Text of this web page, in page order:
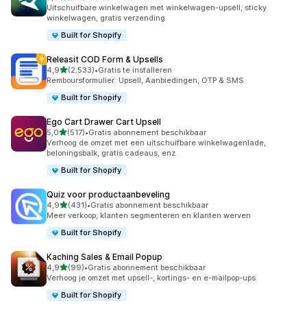
Uitschuifbare winkelwagen met winkelwagen-upsell, sticky
winkelwagen, gratis verzending
Built for Shopify
Releasit COD Form & Upsells
4,9van 5 sterren
(2.533)
2533 recensies in totaal
•Gratis te installeren
Remboursformulier: Upsell, Aanbiedingen, OTP & SMS
Built for Shopify
Ego Cart Drawer Cart Upsell
5,0van 5 sterren
(517)
517 recensies in totaal
•Gratis abonnement beschikbaar
Verhoog de omzet met een uitschuifbare winkelwagenlade,
beloningsbalk, gratis cadeaus, enz.
Built for Shopify
Quiz voor productaanbeveling
4,9van 5 sterren
(431)
431 recensies in totaal
•Gratis abonnement beschikbaar
Meer verkoop, klanten segmenteren en klanten werven
Built for Shopify
Kaching Sales & Email Popup
4,9van 5 sterren
(99)
99 recensies in totaal
•Gratis abonnement beschikbaar
Verhoog je omzet met upsell-, kortings- en e-mailpop-ups
Built for Shopify